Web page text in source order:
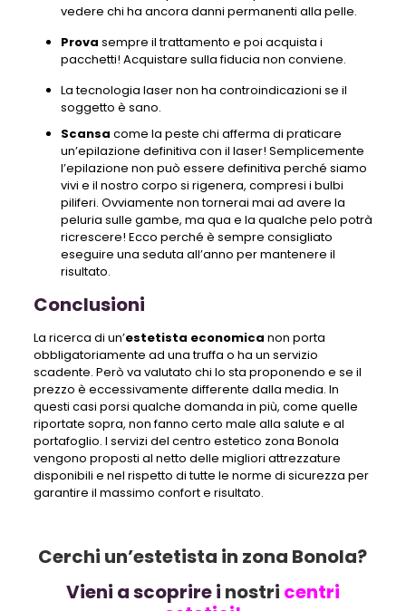
vedere chi ha ancora danni permanenti alla pelle.
Prova sempre il trattamento e poi acquista i
pacchetti! Acquistare sulla fiducia non conviene.
La tecnologia laser non ha controindicazioni se il
soggetto è sano.
Scansa come la peste chi afferma di praticare
un’epilazione definitiva con il laser! Semplicemente
l’epilazione non può essere definitiva perché siamo
vivi e il nostro corpo si rigenera, compresi i bulbi
piliferi. Ovviamente non tornerai mai ad avere la
peluria sulle gambe, ma qua e la qualche pelo potrà
ricrescere! Ecco perché è sempre consigliato
eseguire una seduta all’anno per mantenere il
risultato.
Conclusioni
La ricerca di un’estetista economica non porta
obbligatoriamente ad una truffa o ha un servizio
scadente. Però va valutato chi lo sta proponendo e se il
prezzo è eccessivamente differente dalla media. In
questi casi porsi qualche domanda in più, come quelle
riportate sopra, non fanno certo male alla salute e al
portafoglio. I servizi del centro estetico zona Bonola
vengono proposti al netto delle migliori attrezzature
disponibili e nel rispetto di tutte le norme di sicurezza per
garantire il massimo confort e risultato.
Cerchi un’estetista in zona Bonola?
Vieni a scoprire i nostri centri